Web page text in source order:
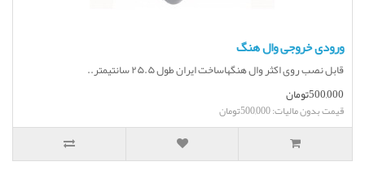
ورودی خروجی وال هنگ
قابل نصب روی اکثر وال هنگهاساخت ایران طول ۲۵.۵ سانتیمتر..
500,000تومان
قیمت بدون مالیات: 500,000تومان